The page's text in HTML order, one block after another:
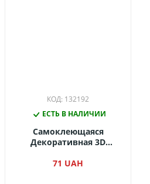
КОД: 132192
ЕСТЬ В НАЛИЧИИ
Самоклеющаяся
Декоративная 3D
Кирпич700x770x4 Мм 09-
71 UAH